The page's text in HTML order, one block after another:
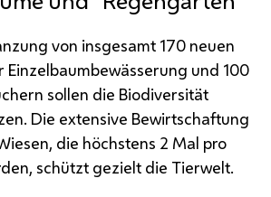
von insgesamt 170 neuen
Einzelbaumbewässerung und 100
sollen die Biodiversität
Die extensive Bewirtschaftung
die höchstens 2 Mal pro
schützt gezielt die Tierwelt.